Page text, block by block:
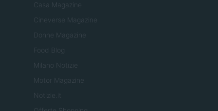
Casa Magazine
Cineverse Magazine
Donne Magazine
Food Blog
Milano Notizie
Motor Magazine
Notizie.it